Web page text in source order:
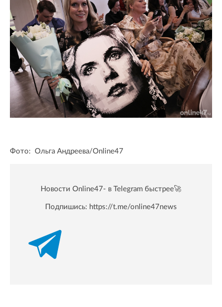
Фото: Ольга Андреева/Online47
Новости Online47- в Telegram быстрее🚀
Подпишись: https://t.me/online47news